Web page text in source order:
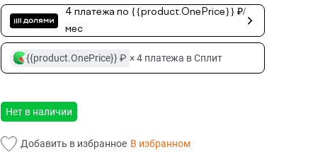
4 платежа по {{product.OnePrice}} ₽/
мес
{{product.OnePrice}} ₽ × 4 платежа в Сплит
Нет в наличии
Добавить в избранное В избранном